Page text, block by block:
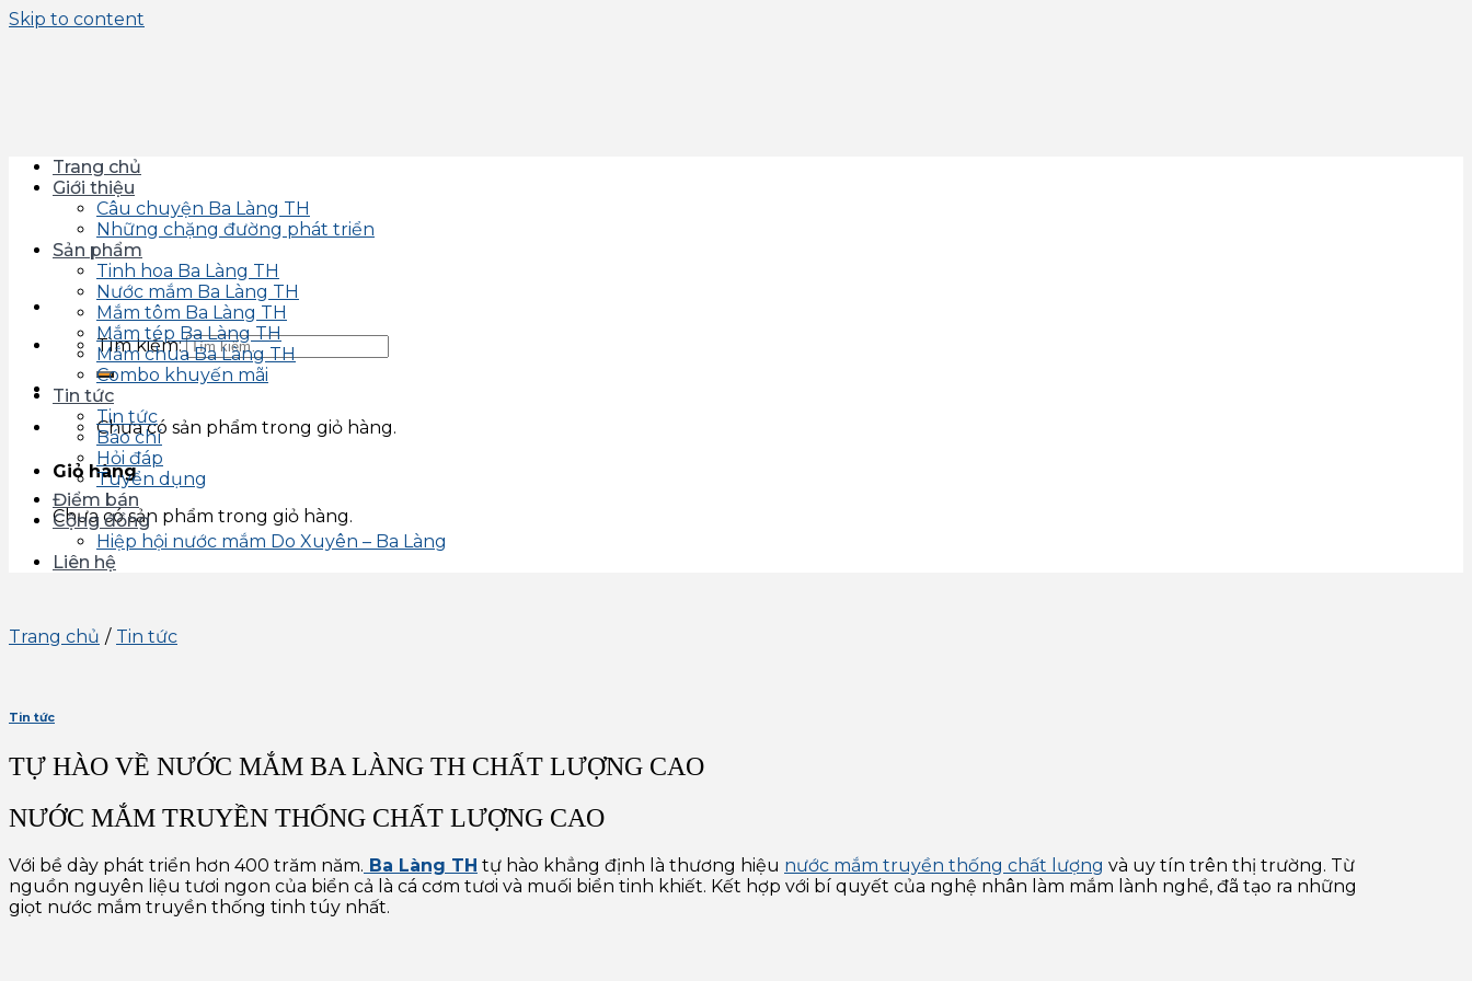
Skip to content
Tìm kiếm:
Chưa có sản phẩm trong giỏ hàng.
Giỏ hàng
Chưa có sản phẩm trong giỏ hàng.
Trang chủ
Giới thiệu
Câu chuyện Ba Làng TH
Những chặng đường phát triển
Sản phẩm
Tinh hoa Ba Làng TH
Nước mắm Ba Làng TH
Mắm tôm Ba Làng TH
Mắm tép Ba Làng TH
Mắm chua Ba Làng TH
Combo khuyến mãi
Tin tức
Tin tức
Báo chí
Hỏi đáp
Tuyển dụng
Điểm bán
Cộng đồng
Hiệp hội nước mắm Do Xuyên – Ba Làng
Liên hệ
Trang chủ / Tin tức
Tin tức
TỰ HÀO VỀ NƯỚC MẮM BA LÀNG TH CHẤT LƯỢNG CAO
NƯỚC MẮM TRUYỀN THỐNG CHẤT LƯỢNG CAO
Với bề dày phát triển hơn 400 trăm năm. Ba Làng TH tự hào khẳng định là thương hiệu nước mắm truyền thống chất lượng và uy tín trên thị trường. Từ
nguồn nguyên liệu tươi ngon của biển cả là cá cơm tươi và muối biển tinh khiết. Kết hợp với bí quyết của nghệ nhân làm mắm lành nghề, đã tạo ra những
giọt nước mắm truyền thống tinh túy nhất.